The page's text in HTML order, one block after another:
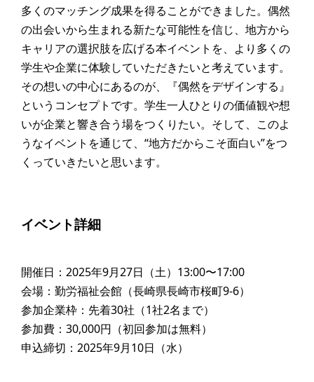
多くのマッチング成果を得ることができました。偶然
の出会いから生まれる新たな可能性を信じ、地方から
キャリアの選択肢を広げる本イベントを、より多くの
学生や企業に体験していただきたいと考えています。
その想いの中心にあるのが、『偶然をデザインする』
というコンセプトです。学生一人ひとりの価値観や想
いが企業と響き合う場をつくりたい。そして、このよ
うなイベントを通じて、“地方だからこそ面白い”をつ
くっていきたいと思います。
イベント詳細
開催日：2025年9月27日（土）13:00〜17:00
会場：勤労福祉会館（長崎県長崎市桜町9-6）
参加企業枠：先着30社（1社2名まで）
参加費：30,000円（初回参加は無料）
申込締切：2025年9月10日（水）